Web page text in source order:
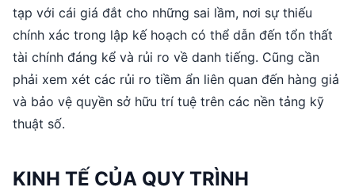
tạp với cái giá đắt cho những sai lầm, nơi sự thiếu
chính xác trong lập kế hoạch có thể dẫn đến tổn thất
tài chính đáng kể và rủi ro về danh tiếng. Cũng cần
phải xem xét các rủi ro tiềm ẩn liên quan đến hàng giả
và bảo vệ quyền sở hữu trí tuệ trên các nền tảng kỹ
thuật số.
KINH TẾ CỦA QUY TRÌNH